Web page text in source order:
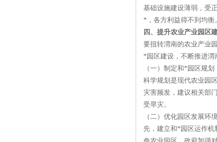
基础设施建设薄弱，受
*，各方利益得不到均衡
四、提升农业产业园区
要扭转渭南的农业产业
*园区建设，不断推进
（一）制定和*园区规
科学规划是现代农业园
灾害频发，建议相关部
受旱灾。
（二）优化园区发展环
先，建立和*园区运作